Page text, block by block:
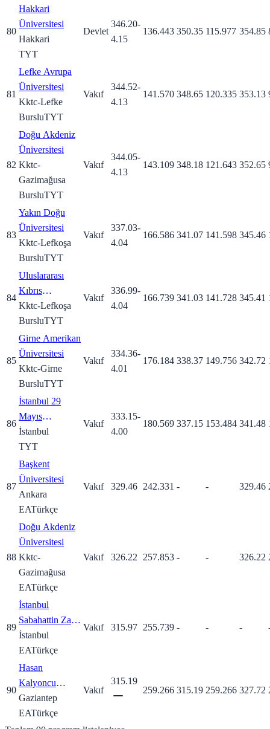
80
Hakkari
Üniversitesi
Hakkari
TYT
Devlet
346.20-
4.15
136.443 350.35 115.977 354.85
81
Lefke Avrupa
Üniversitesi
Kktc-Lefke
BursluTYT
Vakıf
344.52-
4.13
141.570 348.65 120.335 353.13
82
Doğu Akdeniz
Üniversitesi
Kktc-
Gazimağusa
BursluTYT
Vakıf
344.05-
4.13
143.109 348.18 121.643 352.65
83
Yakın Doğu
Üniversitesi
Kktc-Lefkoşa
BursluTYT
Vakıf
337.03-
4.04
166.586 341.07 141.598 345.46
84
Uluslararası
Kıbrıs
Üniversitesi
Kktc-Lefkoşa
BursluTYT
Vakıf
336.99-
4.04
166.739 341.03 141.728 345.41
85
Girne Amerikan
Üniversitesi
Kktc-Girne
BursluTYT
Vakıf
334.36-
4.01
176.184 338.37 149.756 342.72
86
İstanbul 29
Mayıs
Üniversitesi
İstanbul
TYT
Vakıf
333.15-
4.00
180.569 337.15 153.484 341.48
87
Başkent
Üniversitesi
Ankara
EATürkçe
Vakıf 329.46 242.331 - - 329.46
88
Doğu Akdeniz
Üniversitesi
Kktc-
Gazimağusa
EATürkçe
Vakıf 326.22 257.853 - - 326.22
89
İstanbul
Sabahattin Zaim
Üniversitesi
İstanbul
EATürkçe
Vakıf 315.97 255.739 - - -
90
Hasan
Kalyoncu
Üniversitesi
Gaziantep
EATürkçe
Vakıf
315.19
259.266 315.19 259.266 327.72